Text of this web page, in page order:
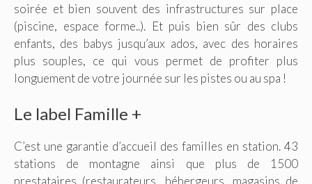
soirée et bien souvent des infrastructures sur place
(piscine, espace forme..). Et puis bien sûr des clubs
enfants, des babys jusqu’aux ados, avec des horaires
plus souples, ce qui vous permet de profiter plus
longuement de votre journée sur les pistes ou au spa !
Le label Famille +
C’est une garantie d’accueil des familles en station. 43
stations de montagne ainsi que plus de 1500
prestataires (restaurateurs, hébergeurs, magasins de